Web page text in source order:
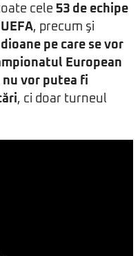
cele 53 de echipe
, precum şi
pe care se vor
European
nu vor putea fi
, ci doar turneul